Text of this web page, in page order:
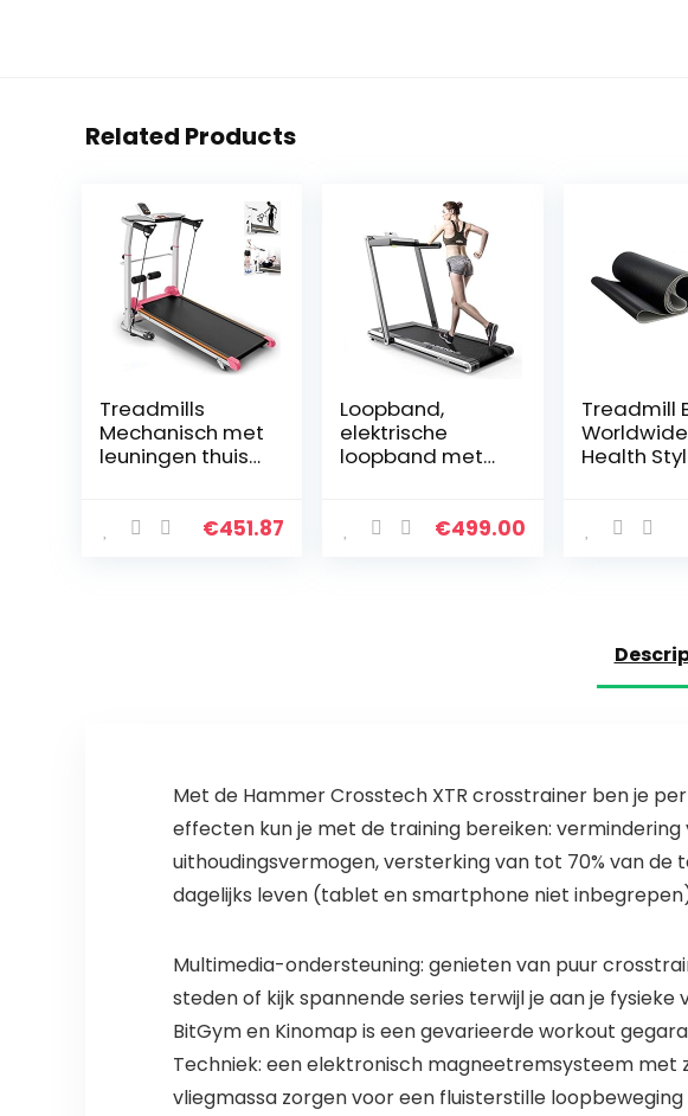
Related Products
Treadmills
Mechanisch met
leuningen thuis
sportuitrusting
€451.87
Loopband,
elektrische
loopband met
van 1 km/h tot 15
€499.00
Treadmill
Worldwide
Health
loopband
Met de Hammer Crosstech XTR crosstrainer ben je
effecten kun je met de training bereiken:
uithoudingsvermogen, versterking van tot 70% van
dagelijks leven (tablet en smartphone niet
Multimedia-ondersteuning: genieten van puur
steden of kijk spannende series terwijl je aan je
BitGym en Kinomap is een gevarieerde workout
Techniek: een elektronisch magneetremsysteem met
vliegmassa zorgen voor een fluisterstille